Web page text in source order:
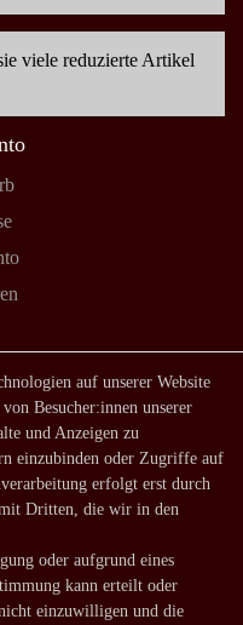
viele reduzierte Artikel
-kosten
auf unserer Website
Besucher:innen unserer
und Anzeigen zu
einzubinden oder Zugriffe auf
erfolgt erst durch
Dritten, die wir in den
oder aufgrund eines
kann erteilt oder
einzuwilligen und die